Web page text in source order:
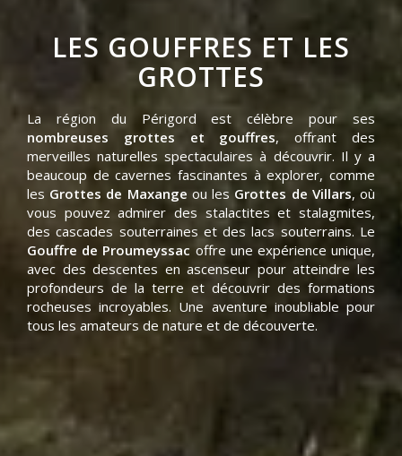
LES GOUFFRES ET LES
GROTTES
La région du Périgord est célèbre pour ses
nombreuses grottes et gouffres, offrant des
merveilles naturelles spectaculaires à découvrir. Il y a
beaucoup de cavernes fascinantes à explorer, comme
les Grottes de Maxange ou les Grottes de Villars, où
vous pouvez admirer des stalactites et stalagmites,
des cascades souterraines et des lacs souterrains. Le
Gouffre de Proumeyssac offre une expérience unique,
avec des descentes en ascenseur pour atteindre les
profondeurs de la terre et découvrir des formations
rocheuses incroyables. Une aventure inoubliable pour
tous les amateurs de nature et de découverte.